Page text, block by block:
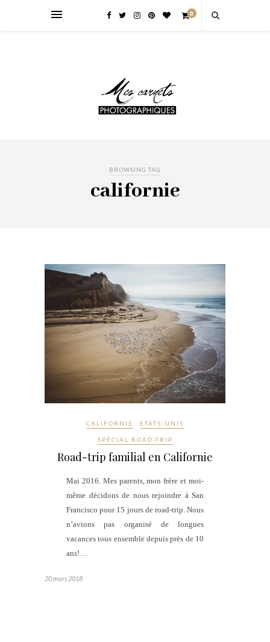
0
BROWSING TAG
californie
CALIFORNIE ETATS-UNIS
SPÉCIAL ROAD-TRIP
Road-trip familial en Californie
Mai 2016. Mes parents, mon frère et moi-
même décidons de nous rejoindre à San
Francisco pour 15 jours de road-trip. Nous
n’avions pas organisé de longues
vacances tous ensemble depuis près de 10
ans!…
20 mars 2018